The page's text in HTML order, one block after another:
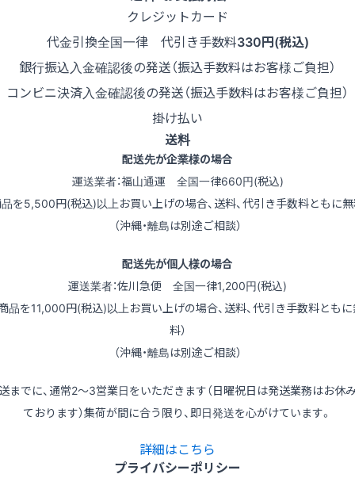
クレジットカード
代金引換全国一律 代引き手数料330円(税込)
銀行振込入金確認後の発送（振込手数料はお客様ご負担）
コンビニ決済入金確認後の発送（振込手数料はお客様ご負担）
掛け払い
送料
配送先が企業様の場合
運送業者：福山通運 全国一律660円(税込)
品を5,500円(税込)以上お買い上げの場合、送料、代引き手数料ともに無
（沖縄・離島は別途ご相談）
配送先が個人様の場合
運送業者：佐川急便 全国一律1,200円(税込)
品を11,000円(税込)以上お買い上げの場合、送料、代引き手数料とも
料）
（沖縄・離島は別途ご相談）
までに、通常2～3営業日をいただきます（日曜祝日は発送業務はお休
ております）集荷が間に合う限り、即日発送を心がけています。
詳細はこちら
プライバシーポリシー